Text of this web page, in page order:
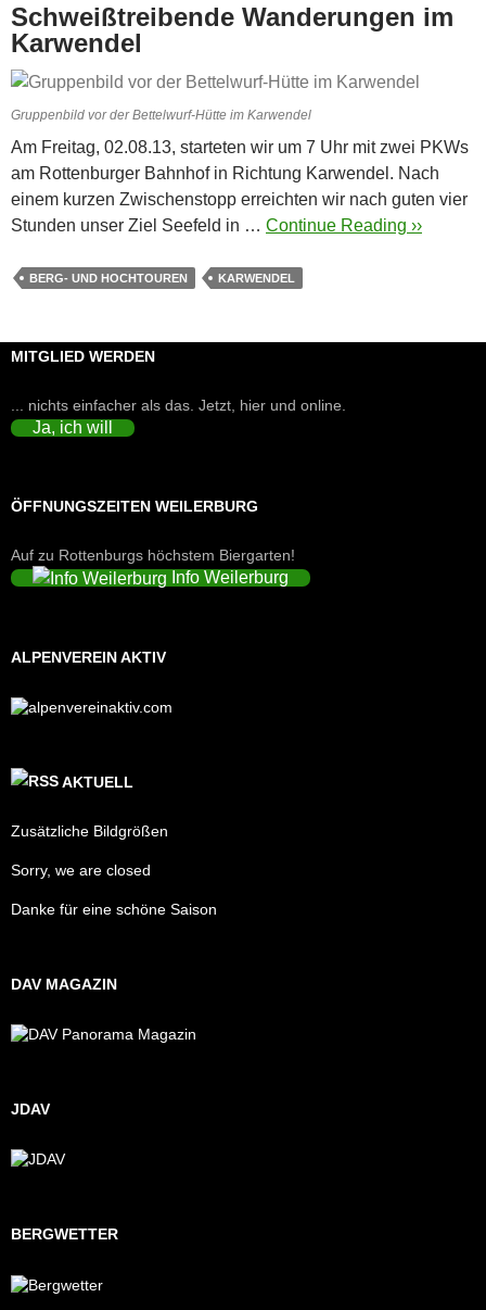
Schweißtreibende Wanderungen im
Karwendel
Gruppenbild vor der Bettelwurf-Hütte im Karwendel
Am Freitag, 02.08.13, starteten wir um 7 Uhr mit zwei PKWs
am Rottenburger Bahnhof in Richtung Karwendel. Nach
einem kurzen Zwischenstopp erreichten wir nach guten vier
Stunden unser Ziel Seefeld in … Continue Reading ››
BERG- UND HOCHTOUREN KARWENDEL
MITGLIED WERDEN
... nichts einfacher als das. Jetzt, hier und online.
Ja, ich will
ÖFFNUNGSZEITEN WEILERBURG
Auf zu Rottenburgs höchstem Biergarten!
Info Weilerburg
ALPENVEREIN AKTIV
AKTUELL
Zusätzliche Bildgrößen
Sorry, we are closed
Danke für eine schöne Saison
DAV MAGAZIN
JDAV
BERGWETTER